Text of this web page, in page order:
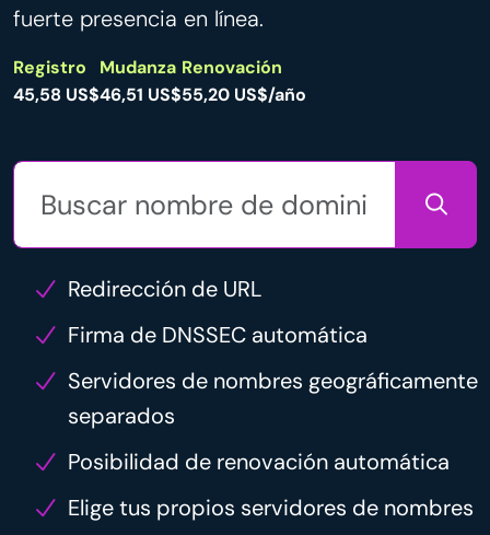
fuerte presencia en línea.
Registro
45,58 US$
Mudanza
46,51 US$
Renovación
55,20 US$/año
Redirección de URL
Firma de DNSSEC automática
Servidores de nombres geográficamente
separados
Posibilidad de renovación automática
Elige tus propios servidores de nombres